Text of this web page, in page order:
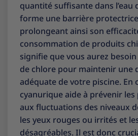
quantité suffisante dans l’eau
forme une barrière
prolongeant ainsi son
consommation de produits
signifie que vous aurez
de chlore pour maintenir une
adéquate de votre piscine. En
cyanurique aide à prévenir
aux fluctuations des niveaux
les yeux rouges ou irrités et
désagréables. Il est donc